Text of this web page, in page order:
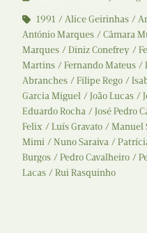
1991
Alice Geirinhas
António Marques
Câmara
Marques
Diniz Conefrey
Martins
Fernando Mateus
Abranches
Filipe Rego
Garcia Miguel
João Lucas
Eduardo Rocha
José Pedro
Felix
Luís Gravato Manuel
Mimi
Nuno Saraiva
Burgos
Pedro Cavalheiro
Lacas
Rui Rasquinho